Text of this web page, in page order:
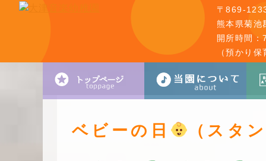
〒869-
熊本県菊
開所時間
（預かり
ベビーの日 （スタ